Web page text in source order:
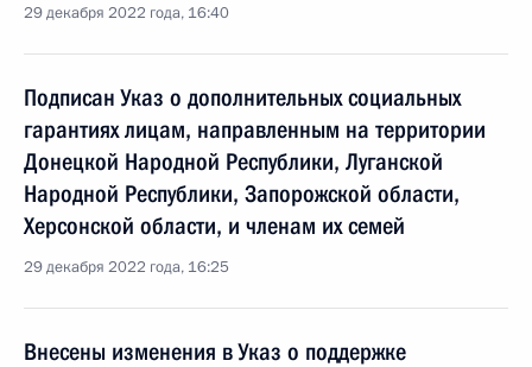
29 декабря 2022 года, 16:40
Подписан Указ о дополнительных социальных
гарантиях лицам, направленным на территории
Донецкой Народной Республики, Луганской
Народной Республики, Запорожской области,
Херсонской области, и членам их семей
29 декабря 2022 года, 16:25
Внесены изменения в Указ о поддержке